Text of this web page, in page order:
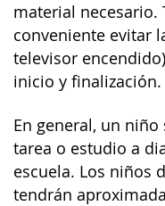
material necesario.
conveniente evitar
televisor
inicio y finalización.
En general, un
tarea o estudio a
escuela. Los niños
tendrán